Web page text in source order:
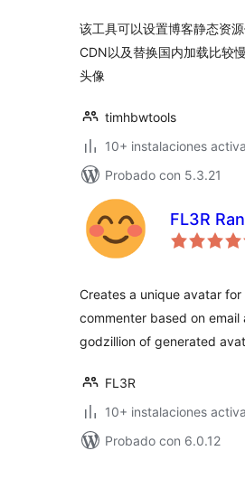
该工具可以设置博客静态资
CDN以及替换国内加载比较
头像
timhbwtools
10+ instalaciones
Probado con 5.3.21
FL3R
Creates a unique avatar for
commenter based on email
godzillion of generated
FL3R
10+ instalaciones
Probado con 6.0.12